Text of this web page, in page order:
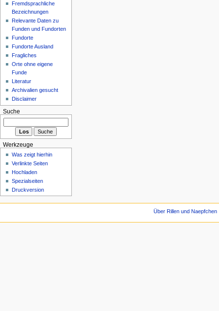
Fremdsprachliche
Bezeichnungen
Relevante Daten zu
Funden und Fundorten
Fundorte
Fundorte Ausland
Fragliches
Orte ohne eigene
Funde
Literatur
Archivalien gesucht
Disclaimer
Suche
Werkzeuge
Was zeigt hierhin
Verlinkte Seiten
Hochladen
Spezialseiten
Druckversion
Über Rillen und Naepfchen